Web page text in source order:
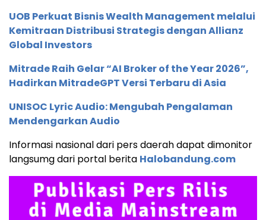
UOB Perkuat Bisnis Wealth Management melalui
Kemitraan Distribusi Strategis dengan Allianz
Global Investors
Mitrade Raih Gelar “AI Broker of the Year 2026”,
Hadirkan MitradeGPT Versi Terbaru di Asia
UNISOC Lyric Audio: Mengubah Pengalaman
Mendengarkan Audio
Informasi nasional dari pers daerah dapat dimonitor
langsumg dari portal berita Halobandung.com